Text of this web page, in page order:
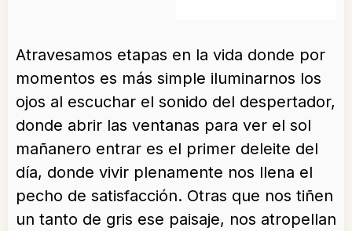
Atravesamos etapas en la vida donde por
momentos es más simple iluminarnos los
ojos al escuchar el sonido del despertador,
donde abrir las ventanas para ver el sol
mañanero entrar es el primer deleite del
día, donde vivir plenamente nos llena el
pecho de satisfacción. Otras que nos tiñen
un tanto de gris ese paisaje, nos atropellan